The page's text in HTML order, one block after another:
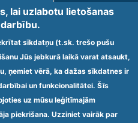
personām ar
SIA „Sanare-KRC
ir nodrošināta vides
traucējumiem,
Ministru kabineta
Nr.60 „Noteikumi par
iestādēm un to
prasībām.
lai uzlabotu lietošanas
sīkdatņu (t.sk. trešo pušu
Jūs jebkurā laikā varat atsaukt,
ņemiet vērā, ka dažas sīkdatnes ir
un funkcionalitātei. Šīs
uz mūsu leģitīmajām
piekrišana. Uzziniet vairāk par